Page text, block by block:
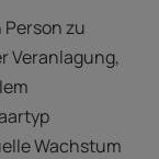
zu
Veranlagung,
Wachstum